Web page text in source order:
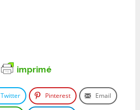
imprimé
Twitter Pinterest Email